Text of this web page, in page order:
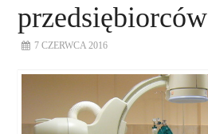
przedsiębiorców
7 CZERWCA 2016